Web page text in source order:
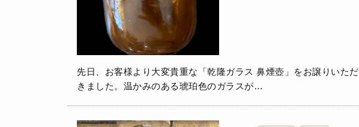
先日、お客様より大変貴重な「乾隆ガラス 鼻煙壺」をお譲りいただ
きました。温かみのある琥珀色のガラスが…